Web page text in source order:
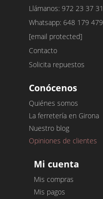
Llámanos: 972 23 37 31
Whatsapp: 648 179 479
[email protected]
Contacto
Solicita repuestos
Conócenos
Quiénes somos
La ferretería en Girona
Nuestro blog
Opiniones de clientes
Mi cuenta
Mis compras
Mis pagos